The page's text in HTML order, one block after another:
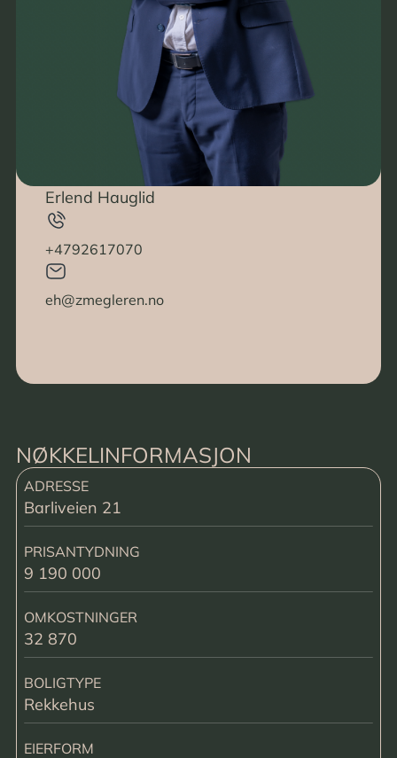
Erlend Hauglid
+4792617070
eh@zmegleren.no
NØKKELINFORMASJON
ADRESSE
Barliveien 21
PRISANTYDNING
9 190 000
OMKOSTNINGER
32 870
BOLIGTYPE
Rekkehus
EIERFORM